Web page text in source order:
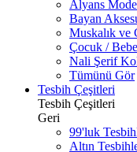
Alyans
Bayan
Muskalık ve
Çocuk /
Nali Şerif
Tümünü Gör
Tesbih Çeşitleri
Tesbih Çeşitleri
Geri
99'luk
Altın